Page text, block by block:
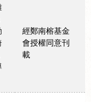
經鄭南榕基金
會授權同意刊
載